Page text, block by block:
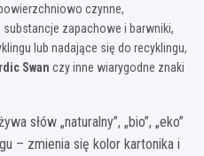
czynne,
zapachowe i barwniki,
lub nadające się do recyklingu,
Swan czy inne wiarygodne znaki
słów „naturalny”, „bio”, „eko”
– zmienia się kolor kartonika i